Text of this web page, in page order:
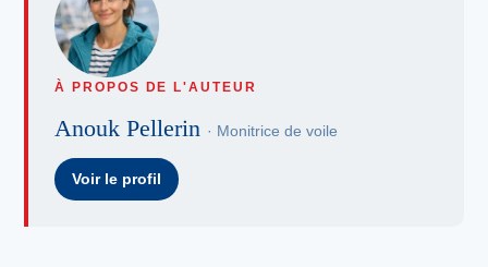
À PROPOS DE L'AUTEUR
Anouk Pellerin · Monitrice de voile
Voir le profil